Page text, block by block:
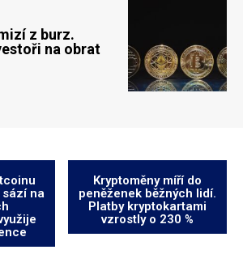
z burz.
na obrat
na
Kryptoměny míří do
peněženek běžných lidí.
Platby kryptokartami
vzrostly o 230 %